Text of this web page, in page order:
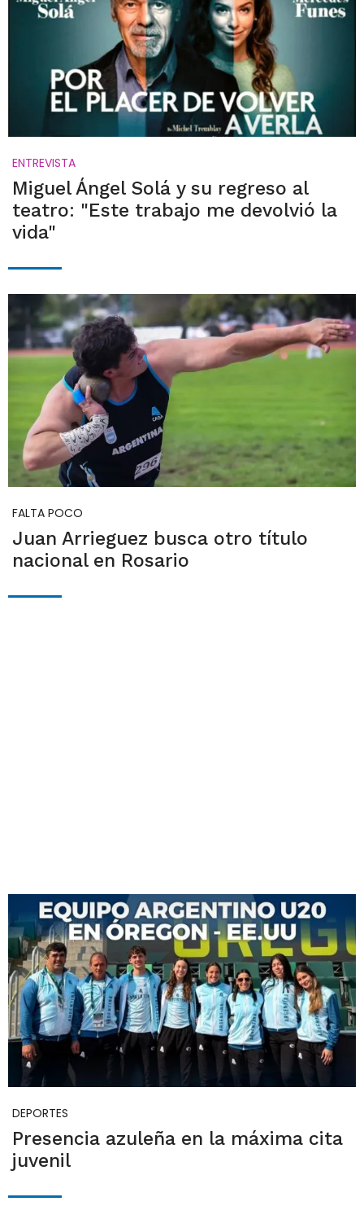
ENTREVISTA
Miguel Ángel Solá y su regreso al
teatro: "Este trabajo me devolvió la
vida"
FALTA POCO
Juan Arrieguez busca otro título
nacional en Rosario
DEPORTES
Presencia azuleña en la máxima cita
juvenil